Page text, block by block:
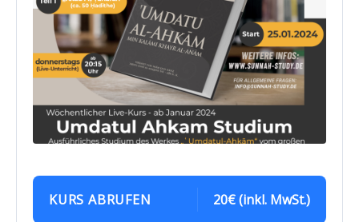
KURS ABRUFEN 20€ (inkl. MwSt.)